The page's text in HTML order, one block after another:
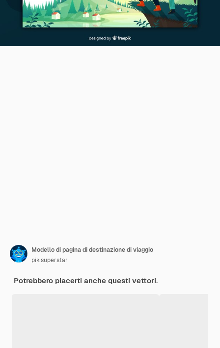
Modello di pagina di destinazione di viaggio
pikisuperstar
Potrebbero piacerti anche questi vettori.